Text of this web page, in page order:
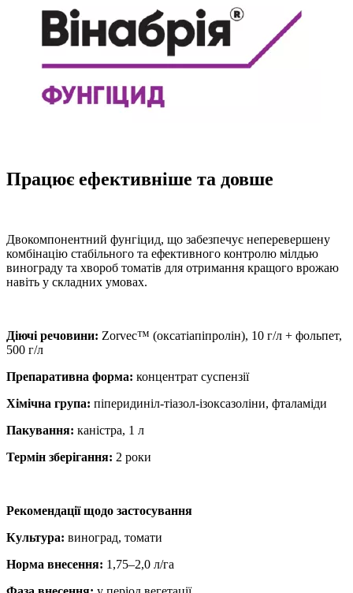
Працює ефективніше та довше
Двокомпонентний фунгіцид, що забезпечує неперевершену
комбінацію стабільного та ефективного контролю мілдью
винограду та хвороб томатів для отримання кращого врожаю
навіть у складних умовах.
Діючі речовини: Zorvec™ (оксатіапіпролін), 10 г/л + фольпет,
500 г/л
Препаративна форма: концентрат суспензії
Хімічна група: піперидиніл-тіазол-ізоксазоліни, фталаміди
Пакування: каністра, 1 л
Термін зберігання: 2 роки
Рекомендації щодо застосування
Культура: виноград, томати
Норма внесення: 1,75–2,0 л/га